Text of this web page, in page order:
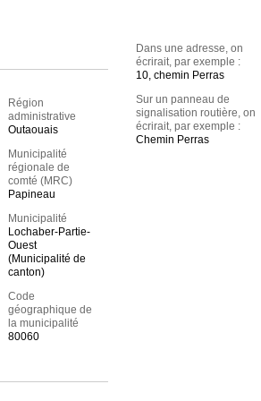
Région
administrative
Outaouais
Municipalité
régionale de
comté (MRC)
Papineau
Municipalité
Lochaber-Partie-
Ouest
(Municipalité de
canton)
Code
géographique de
la municipalité
80060
Dans une adresse, on
écrirait, par exemple :
10, chemin Perras
Sur un panneau de
signalisation routière, on
écrirait, par exemple :
Chemin Perras